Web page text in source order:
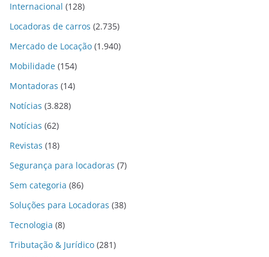
Internacional (128)
Locadoras de carros (2.735)
Mercado de Locação (1.940)
Mobilidade (154)
Montadoras (14)
Notícias (3.828)
Notícias (62)
Revistas (18)
Segurança para locadoras (7)
Sem categoria (86)
Soluções para Locadoras (38)
Tecnologia (8)
Tributação & Jurídico (281)